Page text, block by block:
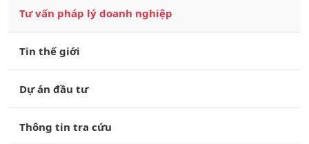
Tư vấn pháp lý doanh nghiệp
Tin thế giới
Dự án đầu tư
Thông tin tra cứu